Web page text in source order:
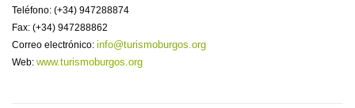
Teléfono: (+34) 947288874
Fax: (+34) 947288862
Correo electrónico: info@turismoburgos.org
Web: www.turismoburgos.org